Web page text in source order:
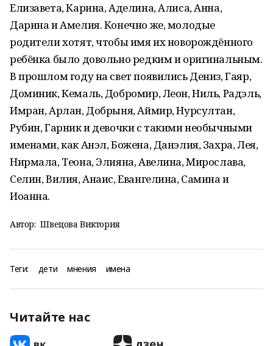
Елизавета, Карина, Аделина, Алиса, Анна,
Дарина и Амелия. Конечно же, молодые
родители хотят, чтобы имя их новорождённого
ребёнка было довольно редким и оригинальным.
В прошлом году на свет появились Дениз, Гаяр,
Доминик, Кемаль, Добромир, Леон, Ниль, Радэль,
Имран, Арлан, Добрыня, Аймир, Нурсултан,
Рубин, Гарник и девочки с такими необычными
именами, как Анэл, Божена, Данэлия, Захра, Лея,
Нирмала, Теона, Элияна, Авелина, Мирослава,
Селин, Вилия, Анаис, Евангелина, Самина и
Иоанна.
Автор: Швецова Виктория
Теги: дети мнения имена
Читайте нас